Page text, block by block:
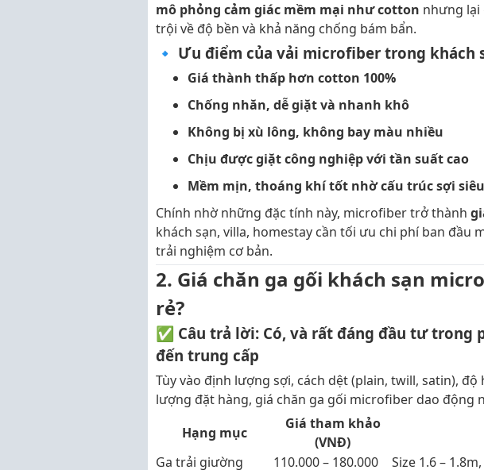
mô phỏng cảm giác mềm mại như cotton nhưng
trội về độ bền và khả năng chống bám bẩn.
🔹 Ưu điểm của vải microfiber trong khách
Giá thành thấp hơn cotton 100%
Chống nhăn, dễ giặt và nhanh khô
Không bị xù lông, không bay màu nhiều
Chịu được giặt công nghiệp với tần suất cao
Mềm mịn, thoáng khí tốt nhờ cấu trúc sợi
Chính nhờ những đặc tính này, microfiber trở thành
khách sạn, villa, homestay cần tối ưu chi phí ban đầu
trải nghiệm cơ bản.
2. Giá chăn ga gối khách sạn
rẻ?
✅ Câu trả lời: Có, và rất đáng đầu tư trong
đến trung cấp
Tùy vào định lượng sợi, cách dệt (plain, twill, satin),
lượng đặt hàng, giá chăn ga gối microfiber dao động
Hạng mục
Giá tham khảo
(VNĐ)
Ga trải giường
110.000 – 180.000
Size 1.6 –